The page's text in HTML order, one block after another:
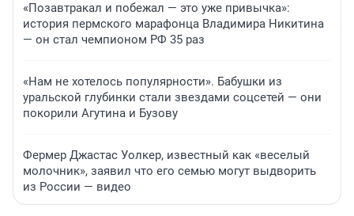
«Позавтракал и побежал — это уже привычка»:
история пермского марафонца Владимира Никитина
— он стал чемпионом РФ 35 раз
«Нам не хотелось популярности». Бабушки из
уральской глубинки стали звездами соцсетей — они
покорили Агутина и Бузову
Фермер Джастас Уолкер, известный как «веселый
молочник», заявил что его семью могут выдворить
из России — видео